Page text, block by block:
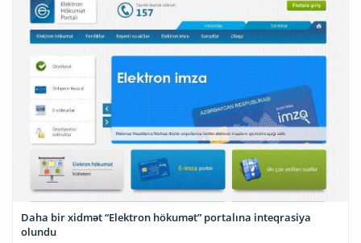
Daha bir xidmət “Elektron hökumət” portalına inteqrasiya
olundu